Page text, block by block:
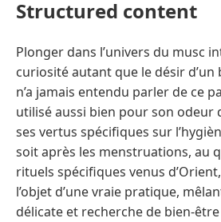
Structured content
Plonger dans l’univers du musc
curiosité autant que le désir
n’a jamais entendu parler de ce
utilisé aussi bien pour son odeur
ses vertus spécifiques sur
soit après les menstruations, au
rituels spécifiques venus
l’objet d’une vraie pratique,
délicate et recherche de bien-